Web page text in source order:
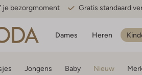
je bezorgmoment Gratis standaard
Dames Heren
Jongens Baby Nieuw